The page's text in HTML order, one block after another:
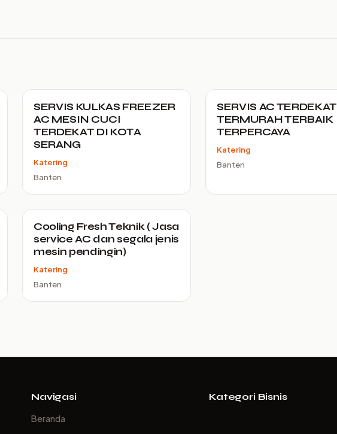
SERVIS KULKAS FREEZER
AC MESIN CUCI
TERDEKAT DI KOTA
SERANG
Katering
Banten
SERVIS AC TERDEKAT
TERMURAH TERBAIK
TERPERCAYA
Katering
Banten
Cooling Fresh Teknik ( Jasa
service AC dan segala jenis
mesin pendingin)
Katering
Banten
Navigasi
Beranda
Kategori Bisnis